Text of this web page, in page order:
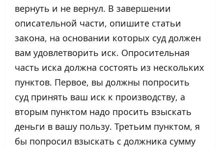
вернуть и не вернул. В завершении
описательной части, опишите статьи
закона, на основании которых суд должен
вам удовлетворить иск. Опросительная
часть иска должна состоять из нескольких
пунктов. Первое, вы должны попросить
суд принять ваш иск к производству, а
вторым пунктом надо просить взыскать
деньги в вашу пользу. Третьим пунктом, я
бы попросил взыскать с должника сумму